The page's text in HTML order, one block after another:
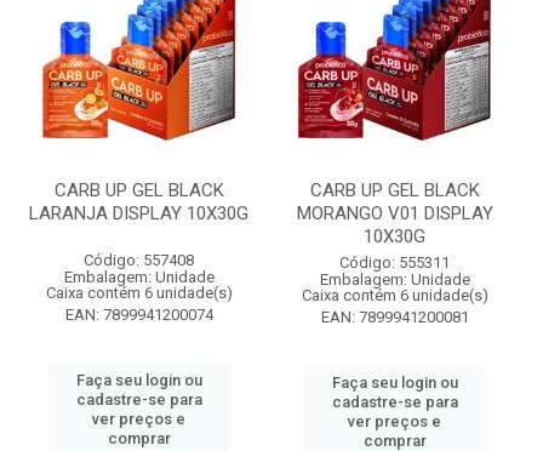
CARB UP GEL BLACK
LARANJA DISPLAY 10X30G
Código: 557408
Embalagem: Unidade
Caixa contém 6 unidade(s)
EAN: 7899941200074
Faça seu login ou
cadastre-se para
ver preços e
comprar
CARB UP GEL BLACK
MORANGO V01 DISPLAY
10X30G
Código: 555311
Embalagem: Unidade
Caixa contém 6 unidade(s)
EAN: 7899941200081
Faça seu login ou
cadastre-se para
ver preços e
comprar